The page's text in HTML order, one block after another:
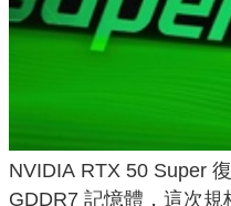
NVIDIA RTX 50 Super
GDDR7 記憶體，這次規